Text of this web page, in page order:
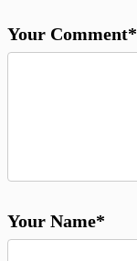
Your Comment*
Your Name*